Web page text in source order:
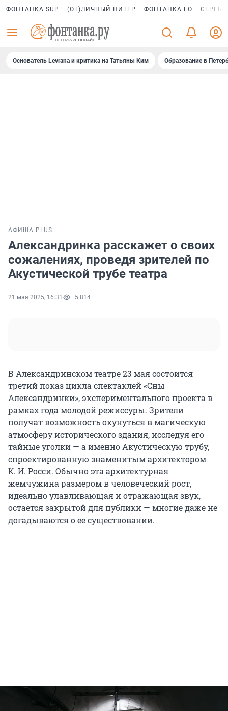
ФОНТАНКА SUP (ОТ)ЛИЧНЫЙ ПИТЕР ФОНТАНКА ГО
Основатель Levrana и критика на Татьяны Ким Образование в
АФИША PLUS
Александринка расскажет о своих
сожалениях, проведя зрителей по
Акустической трубе театра
21 мая 2025, 16:31 5 814
В Александринском театре 23 мая состоится
третий показ цикла спектаклей «Сны
Александринки», экспериментального проекта в
рамках года молодой режиссуры. Зрители
получат возможность окунуться в магическую
атмосферу исторического здания, исследуя его
тайные уголки — а именно Акустическую трубу,
спроектированную знаменитым архитектором
К. И. Росси. Обычно эта архитектурная
жемчужина размером в человеческий рост,
идеально улавливающая и отражающая звук,
остается закрытой для публики — многие даже не
догадываются о ее существовании.